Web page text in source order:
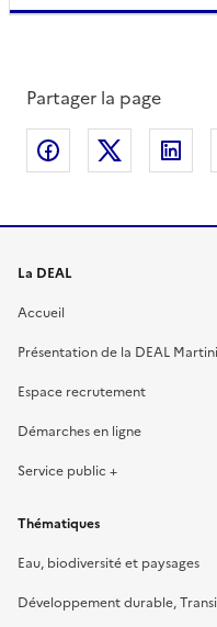
Partager la page
Partager surPartager
La DEAL
Accueil
Présentation de la DEAL
Espace recrutement
Démarches en ligne
Service public +
Thématiques
Eau, biodiversité et paysages
Développement durable,